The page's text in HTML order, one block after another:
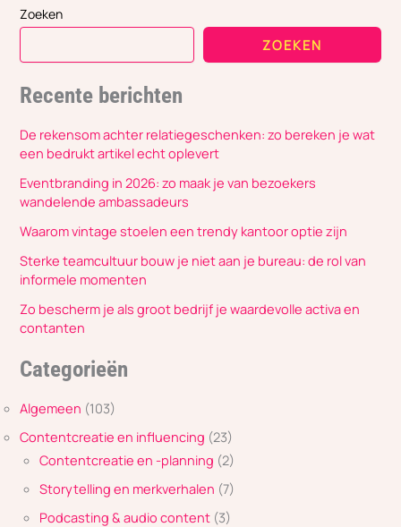
Zoeken
ZOEKEN
Recente berichten
De rekensom achter relatiegeschenken: zo bereken je wat
een bedrukt artikel echt oplevert
Eventbranding in 2026: zo maak je van bezoekers
wandelende ambassadeurs
Waarom vintage stoelen een trendy kantoor optie zijn
Sterke teamcultuur bouw je niet aan je bureau: de rol van
informele momenten
Zo bescherm je als groot bedrijf je waardevolle activa en
contanten
Categorieën
Algemeen (103)
Contentcreatie en influencing (23)
Contentcreatie en -planning (2)
Storytelling en merkverhalen (7)
Podcasting & audio content (3)